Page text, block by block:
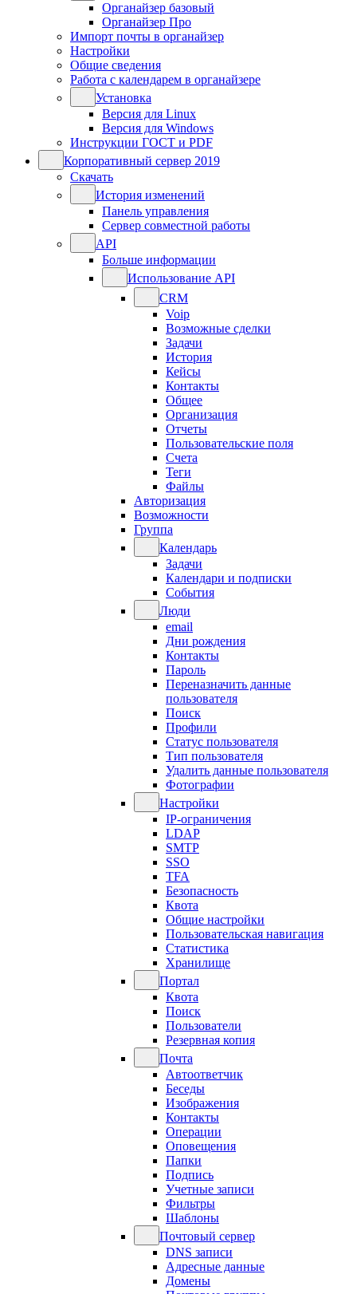
Органайзер базовый
Органайзер Про
Импорт почты в органайзер
Настройки
Общие сведения
Работа с календарем в органайзере
Установка
Версия для Linux
Версия для Windows
Инструкции ГОСТ и PDF
Корпоративный сервер 2019
Скачать
История изменений
Панель управления
Сервер совместной работы
API
Больше информации
Использование API
CRM
Voip
Возможные сделки
Задачи
История
Кейсы
Контакты
Общее
Организация
Отчеты
Пользовательские поля
Счета
Теги
Файлы
Авторизация
Возможности
Группа
Календарь
Задачи
Календари и подписки
События
Люди
email
Дни рождения
Контакты
Пароль
Переназначить данные
пользователя
Поиск
Профили
Статус пользователя
Тип пользователя
Удалить данные пользователя
Фотографии
Настройки
IP-ограничения
LDAP
SMTP
SSO
TFA
Безопасность
Квота
Общие настройки
Пользовательская навигация
Статистика
Хранилище
Портал
Квота
Поиск
Пользователи
Резервная копия
Почта
Автоответчик
Беседы
Изображения
Контакты
Операции
Оповещения
Папки
Подпись
Учетные записи
Фильтры
Шаблоны
Почтовый сервер
DNS записи
Адресные данные
Домены